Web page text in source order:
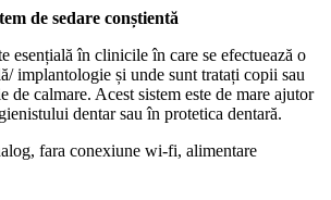
de sedare conștientă
esențială în clinicile în care se efectuează o
implantologie și unde sunt tratați copii sau
de calmare. Acest sistem este de mare ajutor
dentar sau în protetica dentară.
fara conexiune wi-fi, alimentare